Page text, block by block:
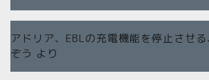
アドリア、EBLの充電機能を停止させ
ぞう より